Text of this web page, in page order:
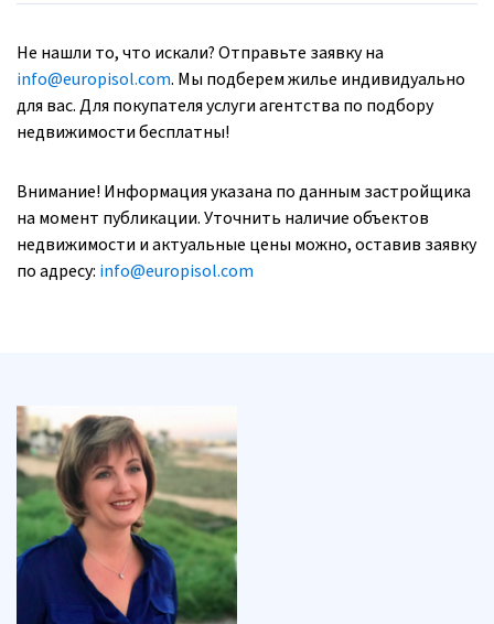
Не нашли то, что искали? Отправьте заявку на
info@europisol.com. Мы подберем жилье индивидуально
для вас. Для покупателя услуги агентства по подбору
недвижимости бесплатны!
Внимание! Информация указана по данным застройщика
на момент публикации. Уточнить наличие объектов
недвижимости и актуальные цены можно, оставив заявку
по адресу: info@europisol.com